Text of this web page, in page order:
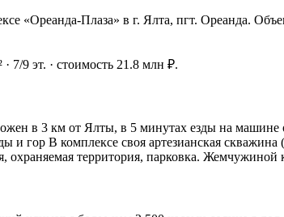
«Ореанда-Плаза» в г. Ялта, пгт. Ореанда.
7/9 эт. · стоимость 21.8 млн ₽.
в 3 км от Ялты, в 5 минутах езды на
гор В комплексе своя артезианская
охраняемая территория, парковка.